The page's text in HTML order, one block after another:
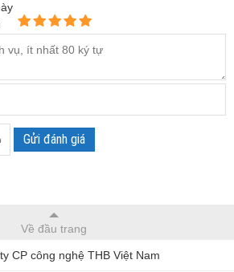
Gửi đánh giá
Về đầu trang
CP công nghệ THB Việt Nam